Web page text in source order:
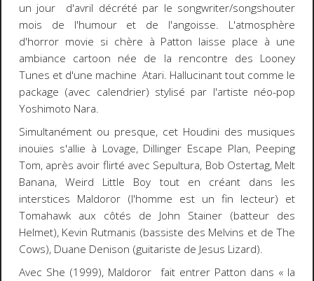
un jour d'avril décrété par le songwriter/songshouter
mois de l'humour et de l'angoisse. L'atmosphère
d'horror movie si chère à Patton laisse place à une
ambiance cartoon née de la rencontre des Looney
Tunes et d'une machine Atari. Hallucinant tout comme le
package (avec calendrier) stylisé par l'artiste néo-pop
Yoshimoto Nara.
Simultanément ou presque, cet Houdini des musiques
inouïes s'allie à Lovage, Dillinger Escape Plan, Peeping
Tom, après avoir flirté avec Sepultura, Bob Ostertag, Melt
Banana, Weird Little Boy tout en créant dans les
interstices Maldoror (l'homme est un fin lecteur) et
Tomahawk aux côtés de John Stainer (batteur des
Helmet), Kevin Rutmanis (bassiste des Melvins et de The
Cows), Duane Denison (guitariste de Jesus Lizard).
Avec She (1999), Maldoror fait entrer Patton dans « la